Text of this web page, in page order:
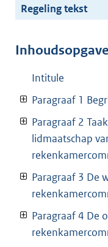
Regeling tekst
Inhoudsopgave
Intitule
Paragraaf 1
Paragraaf 2
lidmaatschap
Paragraaf 3 De
Paragraaf 4 De